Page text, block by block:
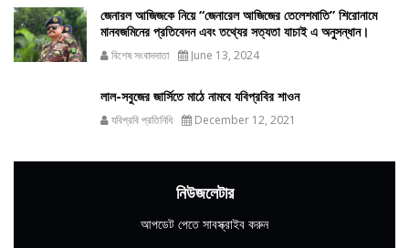
জেনারল আজিজকে নিয়ে “জেনারেল আজিজের তেলেশমাতি” শিরোনামে
মানবজমিনের প্রতিবেদন এবং তথ্যের সত্যতা যাচাই এ অনুসন্ধান।
বিশেষ সংবাদদাতা June 13, 2024
লাল-সবুজের জার্সিতে মাঠে নামবে যবিপ্রবির শাওন
যবিপ্রবি প্রতিনিধি December 12, 2021
নিউজলেটার
আপডেট পেতে সাবস্ক্রাইব করুন